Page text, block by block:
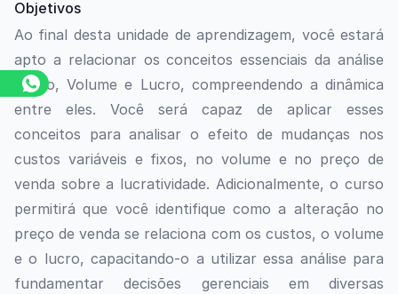
Objetivos
Ao final desta unidade de aprendizagem, você estará
apto a relacionar os conceitos essenciais da análise
Custo, Volume e Lucro, compreendendo a dinâmica
entre eles. Você será capaz de aplicar esses
conceitos para analisar o efeito de mudanças nos
custos variáveis e fixos, no volume e no preço de
venda sobre a lucratividade. Adicionalmente, o curso
permitirá que você identifique como a alteração no
preço de venda se relaciona com os custos, o volume
e o lucro, capacitando-o a utilizar essa análise para
fundamentar decisões gerenciais em diversas